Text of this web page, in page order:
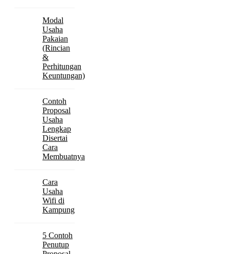
Modal
Usaha
Pakaian
(Rincian
&
Perhitungan
Keuntungan)
Contoh
Proposal
Usaha
Lengkap
Disertai
Cara
Membuatnya
Cara
Usaha
Wifi di
Kampung
5 Contoh
Penutup